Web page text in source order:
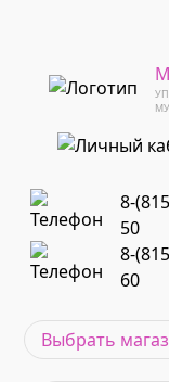
8-
50
8-
60